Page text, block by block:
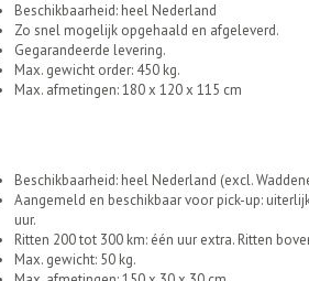
Beschikbaarheid: heel Nederland
Zo snel mogelijk opgehaald en afgeleverd.
Gegarandeerde levering.
Max. gewicht order: 450 kg.
Max. afmetingen: 180 x 120 x 115 cm
Beschikbaarheid: heel Nederland (excl.
Aangemeld en beschikbaar voor pick-up:
uur.
Ritten 200 tot 300 km: één uur extra. Ritten
Max. gewicht: 50 kg.